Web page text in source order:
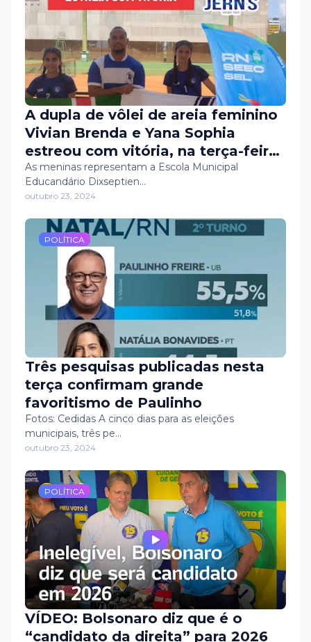
A dupla de vôlei de areia feminino
Vivian Brenda e Yana Sophia
estreou com vitória, na terça-feira
(22), na fase final da categoria
Mirim da 52ª edição dos Jogos
Escolares do RN (JERNS) que está
sendo disputada em Natal-RN.
As meninas representam a Escola Municipal
Educandário Dixseptien…
outubro 23, 2024
POLÍTICA
Três pesquisas publicadas nesta
terça confirmam grande
favoritismo de Paulinho
Fotos: Cedidas A cinco dias para as eleições
municipais, três pe…
outubro 23, 2024
POLÍTICA
VÍDEO: Bolsonaro diz que é o
“candidato da direita” para 2026